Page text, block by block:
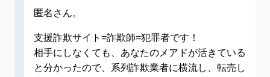
匿名さん。
支援詐欺サイト=詐欺師=犯罪者です！
相手にしなくても、あなたのメアドが活きている
と分かったので、系列詐欺業者に横流し、転売し